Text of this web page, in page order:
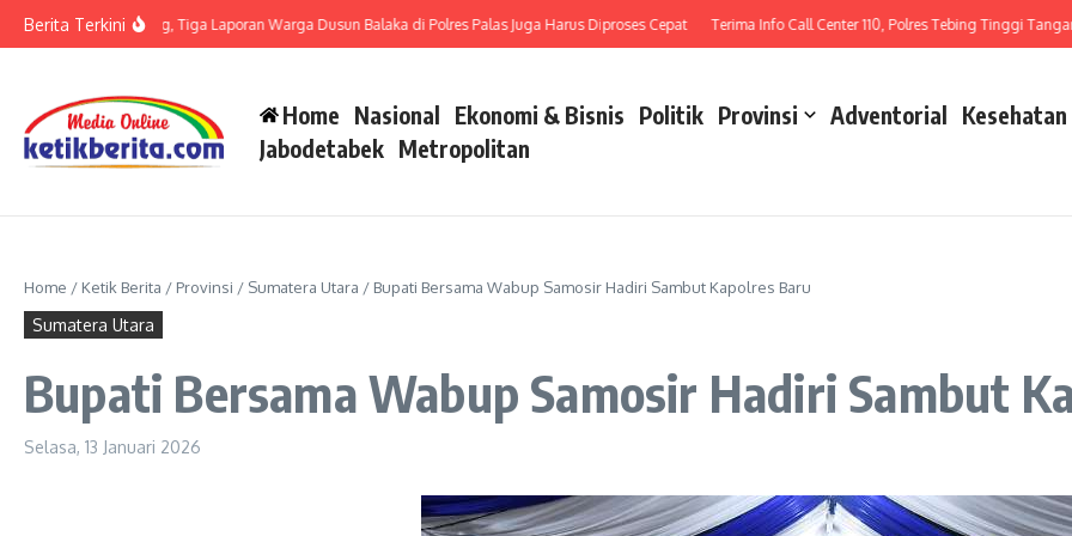
Berita Terkini
di Polsek Barteng, Tiga Laporan Warga Dusun Balaka di Polres Palas Juga Harus Diproses Cepat Terima Info Call Center 110, Polres Tebing Tinggi Tangani
Home Nasional Ekonomi & Bisnis Politik Provinsi Adventorial Kesehatan
Jabodetabek Metropolitan
Home / Ketik Berita / Provinsi / Sumatera Utara / Bupati Bersama Wabup Samosir Hadiri Sambut Kapolres Baru
Sumatera Utara
Bupati Bersama Wabup Samosir Hadiri Sambut
Selasa, 13 Januari 2026